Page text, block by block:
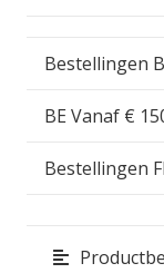
Bestellingen
BE Vanaf €
Bestellingen